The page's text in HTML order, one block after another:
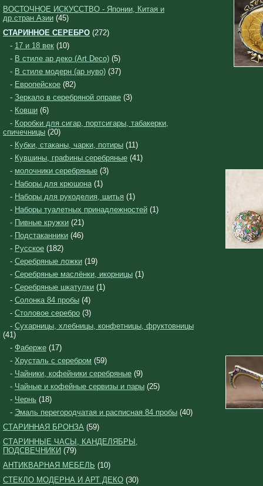
ВОСТОЧНОЕ ИСКУССТВО - Японии, Китая и
др.стран Азии (45)
СТАРИННОЕ СЕРЕБРО (272)
- 17 и 18 век (10)
- В стиле ар деко (Art Deco) (5)
- В стиле модерн (ар нуво) (37)
- Европейское (82)
- Зеркало в серебряной оправе (3)
- Ковши (6)
- Коробки для сигар, портсигары, табакерки,
спичечницы (20)
- Кубки, стаканы, чарки, потиры (11)
- Кувшины, графины серебряные (41)
- молочники серебряные (3)
- Наборы для крюшона(1)
- Наборы для рукоделия, шитья (1)
- Наборы туалетных принадлежностей (1)
- Пивные кружки (21)
- Подстаканники (46)
- Русское (182)
- Серебряные ложки (19)
- Серебряные маслёнки, икорницы (1)
- Серебряные шкатулки (1)
- Солонка 84 пробы (4)
- Столовое серебро (3)
- Сухарницы, хлебницы, конфетницы, фруктовницы
(41)
- Фаберже (17)
- Хрусталь с серебром (59)
- Чайники, кофейники серебряные (9)
- Чайные и кофейные сервизы и пары (25)
- Чернь (18)
- Эмаль перегородчатая и расписная 84 пробы (40)
СТАРИННАЯ БРОНЗА (59)
СТАРИННЫЕ ЧАСЫ, КАНДЕЛЯБРЫ,
ПОДСВЕЧНИКИ (79)
АНТИКВАРНАЯ МЕБЕЛЬ (10)
СТЕКЛО МОДЕРНА И АРТ ДЕКО (30)